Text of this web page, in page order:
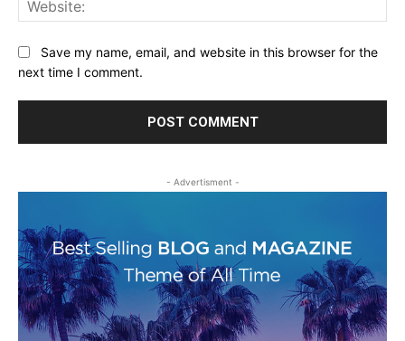
Save my name, email, and website in this browser for the
next time I comment.
- Advertisment -